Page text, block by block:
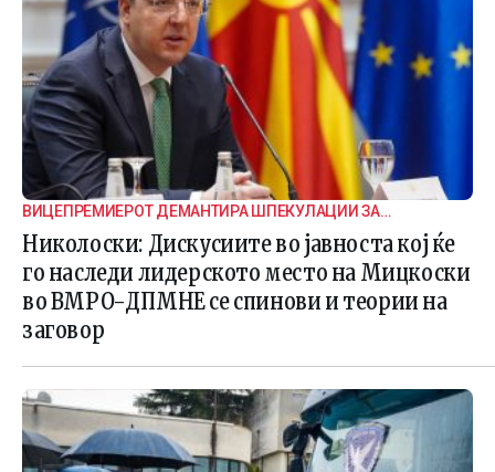
ВИЦЕПРЕМИЕРОТ ДЕМАНТИРА ШПЕКУЛАЦИИ ЗА
ВНАТРЕПАРТИСКИ ПОДЕЛБИ
Николоски: Дискусиите во јавноста кој ќе
го наследи лидерското место на Мицкоски
во ВМРО-ДПМНЕ се спинови и теории на
заговор